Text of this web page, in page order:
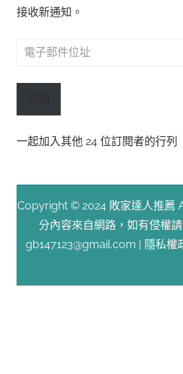
接收新通知。
電
郵
址
一起加入其他 24 位訂閱者的行列
Copyright © 2024 敗家達人推薦
分內容來自網路，如有侵權
gb147123@gmail.com | 隱私權